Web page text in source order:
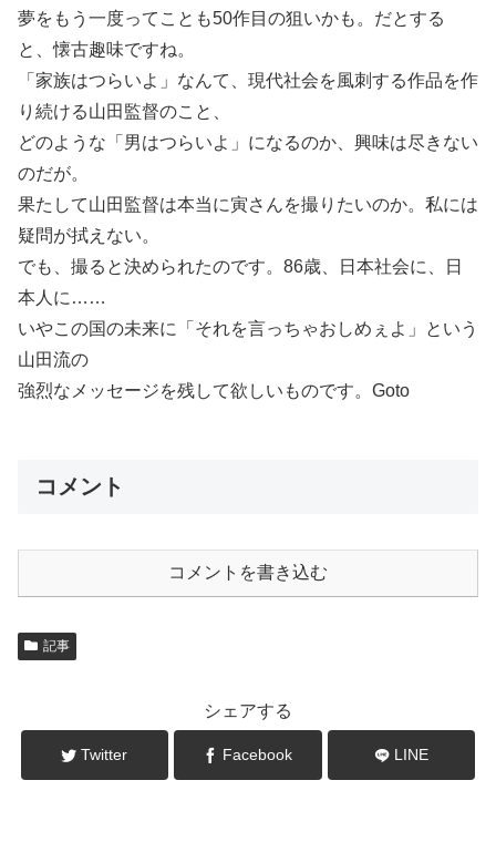
夢をもう一度ってことも50作目の狙いかも。だとする
と、懐古趣味ですね。
「家族はつらいよ」なんて、現代社会を風刺する作品を作
り続ける山田監督のこと、
どのような「男はつらいよ」になるのか、興味は尽きない
のだが。
果たして山田監督は本当に寅さんを撮りたいのか。私には
疑問が拭えない。
でも、撮ると決められたのです。86歳、日本社会に、日
本人に……
いやこの国の未来に「それを言っちゃおしめぇよ」という
山田流の
強烈なメッセージを残して欲しいものです。Goto
コメント
コメントを書き込む
記事
シェアする
Twitter Facebook LINE